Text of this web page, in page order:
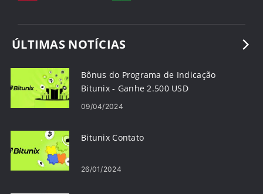
ÚLTIMAS NOTÍCIAS
Bônus do Programa de Indicação
Bitunix - Ganhe 2.500 USD
09/04/2024
Bitunix Contato
26/01/2024